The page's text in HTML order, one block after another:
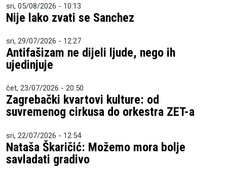
sri, 05/08/2026 - 10:13
Nije lako zvati se Sanchez
sri, 29/07/2026 - 12:27
Antifašizam ne dijeli ljude, nego ih
ujedinjuje
čet, 23/07/2026 - 20:50
Zagrebački kvartovi kulture: od
suvremenog cirkusa do orkestra ZET-a
sri, 22/07/2026 - 12:54
Nataša Škaričić: Možemo mora bolje
savladati gradivo